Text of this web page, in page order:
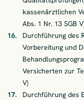
kassenärztlichen
Abs. 1 Nr. 13 SGB
Durchführung des
Vorbereitung und
Versicherten zur
V)
Durchführung des